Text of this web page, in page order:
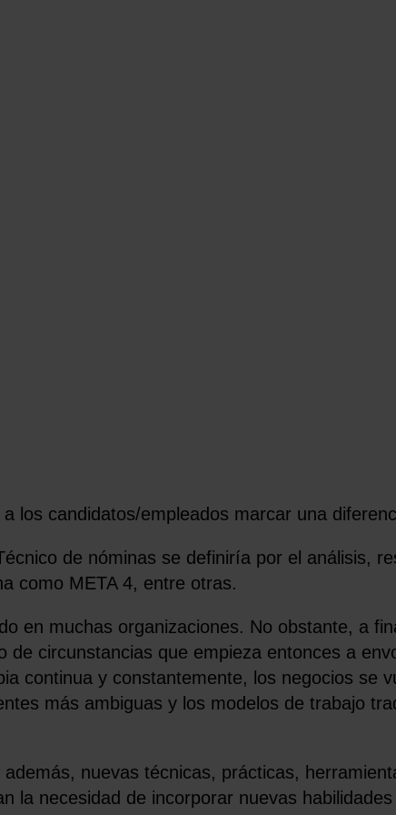
los candidatos/empleados marcar una
de nóminas se definiría por el análisis,
como META 4, entre otras.
en muchas organizaciones. No obstante, a
circunstancias que empieza entonces a
continua y constantemente, los negocios se
más ambiguas y los modelos de trabajo
además, nuevas técnicas, prácticas,
la necesidad de incorporar nuevas